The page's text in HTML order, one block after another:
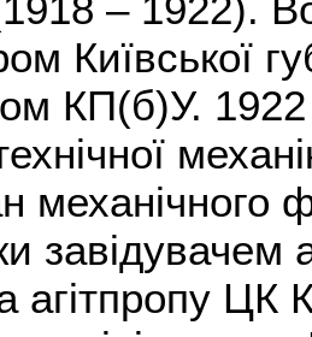
Київської
КП(б)У.
механічного
завідувачем
агітпропу